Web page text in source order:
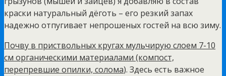
краски натуральный дёготь – его резкий запах
надежно отпугивает непрошеных гостей на всю зиму.
Почву в приствольных кругах мульчирую слоем 7-10
см органическими материалами (компост,
перепревшие опилки, солома). Здесь есть важное